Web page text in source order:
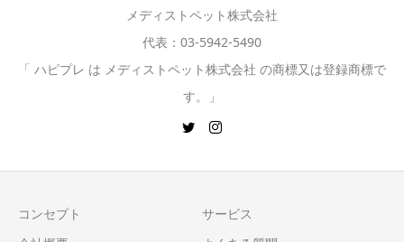
メディストペット株式会社
代表：03-5942-5490
「 ハピプレ は メディストペット株式会社 の商標又は登録商標で
す。」
コンセプト
サービス